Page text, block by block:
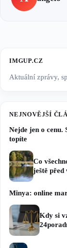
IMGUP.CZ
Aktuální zprávy,
NEJNOVĚJŠÍ
Nejde jen o
topíte
Co
ještě před
Minya: online
Kdy si